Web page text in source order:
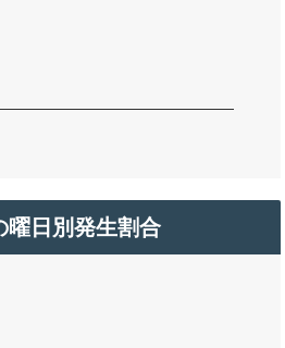
曜日別発生割合